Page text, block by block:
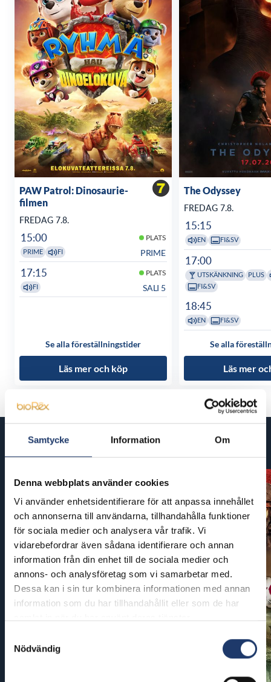
Samtycke Information Om
Denna webbplats använder cookies
Vi använder enhetsidentifierare för att anpassa innehållet
och annonserna till användarna, tillhandahålla funktioner
för sociala medier och analysera vår trafik. Vi
vidarebefordrar även sådana identifierare och annan
information från din enhet till de sociala medier och
annons- och analysföretag som vi samarbetar med.
Dessa kan i sin tur kombinera informationen med annan
information som du har tillhandahållit eller som de har
Nödvändig
konfronterar Hicke en värld som är sargad av rädsla
och missförstånd.
När en uråldrig fara framträder, och hotar både
vikingar och drakar, blir Hickes vänskap med Tandlöse
nyckeln till att skapa en ny framtid. Tillsammans,
måste de navigera den svåra vägen mot fred, flyga
bortom sina världars gränser och omdefiniera vad det
innebär att vara en hjälte och en ledare.
PAW Patrol: Dinosaurie-
filmen
FREDAG 7.8.
15:00 PLATS
PRIME FI PRIME
17:15 PLATS
FI SALI 5
Se alla föreställningstider
Läs mer och köp
The Odyssey
FREDAG 7.8.
15:15
EN FI&SV
17:00
UTSKÄNKNING
PLUS
FI&SV
18:45
EN FI&SV
Se alla
Läs mer
Kommande filmer